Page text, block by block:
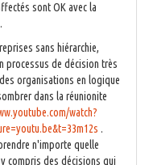
sont OK avec la
sans hiérarchie,
processus de décision très
organisations en logique
dans la réunionite
watch?
.
n'importe quelle
compris des décisions qui